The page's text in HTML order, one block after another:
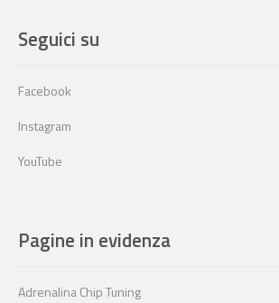
Pagine in evidenza
Adrenalina Chip Tuning
Seguici su
Facebook
Instagram
YouTube